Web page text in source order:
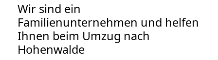
Wir sind ein
Familienunternehmen und helfen
Ihnen beim Umzug nach
Hohenwalde